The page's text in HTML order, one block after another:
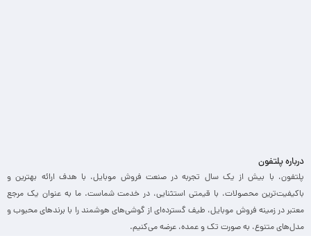
درباره پلتفون
پلتفون، با بیش از یک سال تجربه در صنعت فروش موبایل، با هدف ارائه بهترین و
باکیفیت‌ترین محصولات، با قیمتی استثنایی، در خدمت شماست. ما به عنوان یک مرجع
معتبر در زمینه فروش موبایل، طیف گسترده‌ای از گوشی‌های هوشمند را با برندهای محبوب و
مدل‌های متنوع، به صورت تک و عمده، عرضه می‌کنیم.